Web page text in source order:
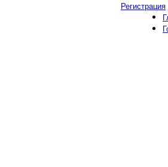
Регистрация